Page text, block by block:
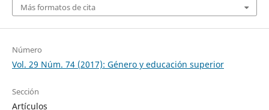
Más formatos de cita
Número
Vol. 29 Núm. 74 (2017): Género y educación superior
Sección
Artículos